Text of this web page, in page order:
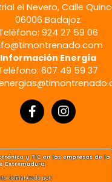
el Nevero, Calle
06006 Badajoz
924 27 59 06
Información Energía
607 49 59 37